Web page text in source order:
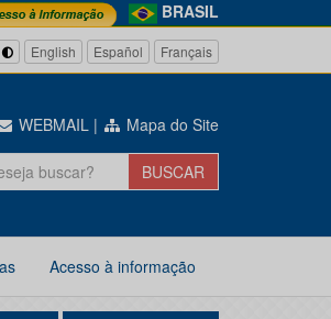
BRASIL
English Español Français
WEBMAIL | Mapa do Site
Acesso à informação